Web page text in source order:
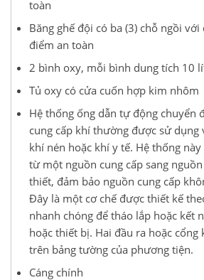
toàn
Băng ghế đội có ba (3) chỗ ngồi
điểm an toàn
2 bình oxy, mỗi bình dung tích 10
Tủ oxy có cửa cuốn hợp kim nhôm
Hệ thống ống dẫn tự động chuyển
cung cấp khí thường được sử dụng
khí nén hoặc khí y tế. Hệ thống
từ một nguồn cung cấp sang
thiết, đảm bảo nguồn cung cấp
Đây là một cơ chế được thiết kế
nhanh chóng để tháo lắp hoặc kết
hoặc thiết bị. Hai đầu ra hoặc cổng
trên bảng tường của phương tiện.
Cáng chính